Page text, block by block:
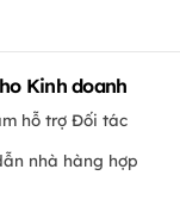
Kinh doanh
hỗ trợ Đối tác
nhà hàng hợp